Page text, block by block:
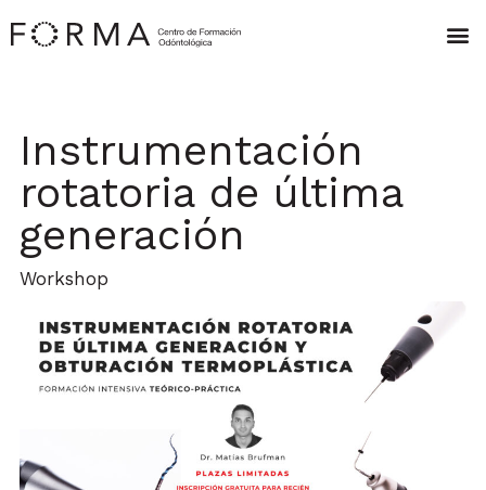
Instrumentación
rotatoria de última
generación
Workshop